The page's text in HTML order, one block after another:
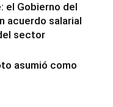
el Gobierno del
acuerdo salarial
sector
asumió como